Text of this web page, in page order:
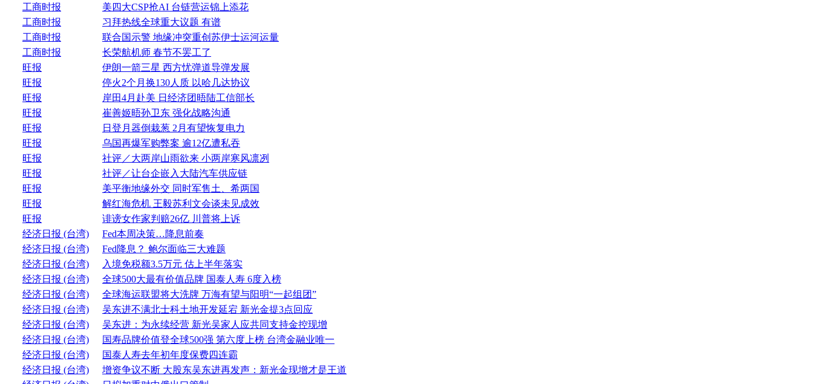
工商时报
美四大CSP抢AI 台链营运锦上添花
工商时报
习拜热线全球重大议题 有谱
工商时报
联合国示警 地缘冲突重创苏伊士运河运量
工商时报
长荣航机师 春节不罢工了
旺报
伊朗一箭三星 西方忧弹道导弹发展
旺报
停火2个月换130人质 以哈几达协议
旺报
岸田4月赴美 日经济团晤陆工信部长
旺报
崔善姬晤孙卫东 强化战略沟通
旺报
日登月器倒栽葱 2月有望恢复电力
旺报
乌国再爆军购弊案 逾12亿遭私吞
旺报
社评／大两岸山雨欲来 小两岸寒风凛冽
旺报
社评／让台企嵌入大陆汽车供应链
旺报
美平衡地缘外交 同时军售土、希两国
旺报
解红海危机 王毅苏利文会谈未见成效
旺报
诽谤女作家判赔26亿 川普将上诉
经济日报 (台湾)
Fed本周决策…降息前奏
经济日报 (台湾)
Fed降息？ 鲍尔面临三大难题
经济日报 (台湾)
入境免税额3.5万元 估上半年落实
经济日报 (台湾)
全球500大最有价值品牌 国泰人寿 6度入榜
经济日报 (台湾)
全球海运联盟将大洗牌 万海有望与阳明“一起组团”
经济日报 (台湾)
吴东进不满北士科土地开发延宕 新光金提3点回应
经济日报 (台湾)
吴东进：为永续经营 新光吴家人应共同支持金控现增
经济日报 (台湾)
国寿品牌价值登全球500强 第六度上榜 台湾金融业唯一
经济日报 (台湾)
国泰人寿去年初年度保费四连霸
经济日报 (台湾)
增资争议不断 大股东吴东进再发声：新光金现增才是王道